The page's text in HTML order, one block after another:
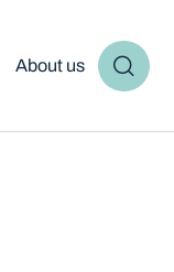
About us